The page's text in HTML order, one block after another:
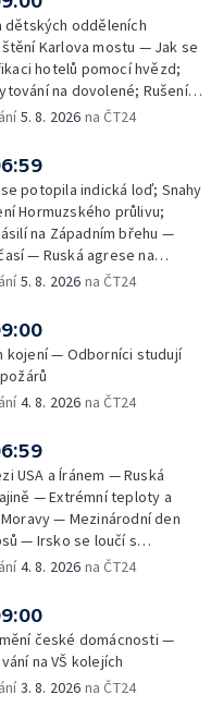
dětských odděleních
Karlova mostu — Jak se
hotelů pomocí hvězd;
na dovolené; Rušení
živlům; Práva
Platby a výběry na
— Těžba léčivé rašeliny
5. 8. 2026 na ČT24
potopila indická loď; Snahy
Hormuzského průlivu;
na Západním břehu —
— Ruská agrese na
na lidské orgány — Při
Brněnsku dočasně došla
v orientačním běhu v Česku
sužují Evropu — Rybářský
5. 8. 2026 na ČT24
kojení — Odborníci studují
4. 8. 2026 na ČT24
USA a Íránem — Ruská
— Extrémní teploty a
— Mezinárodní den
— Irsko se loučí s
Hansardem
4. 8. 2026 na ČT24
české domácnosti —
na VŠ kolejích
3. 8. 2026 na ČT24